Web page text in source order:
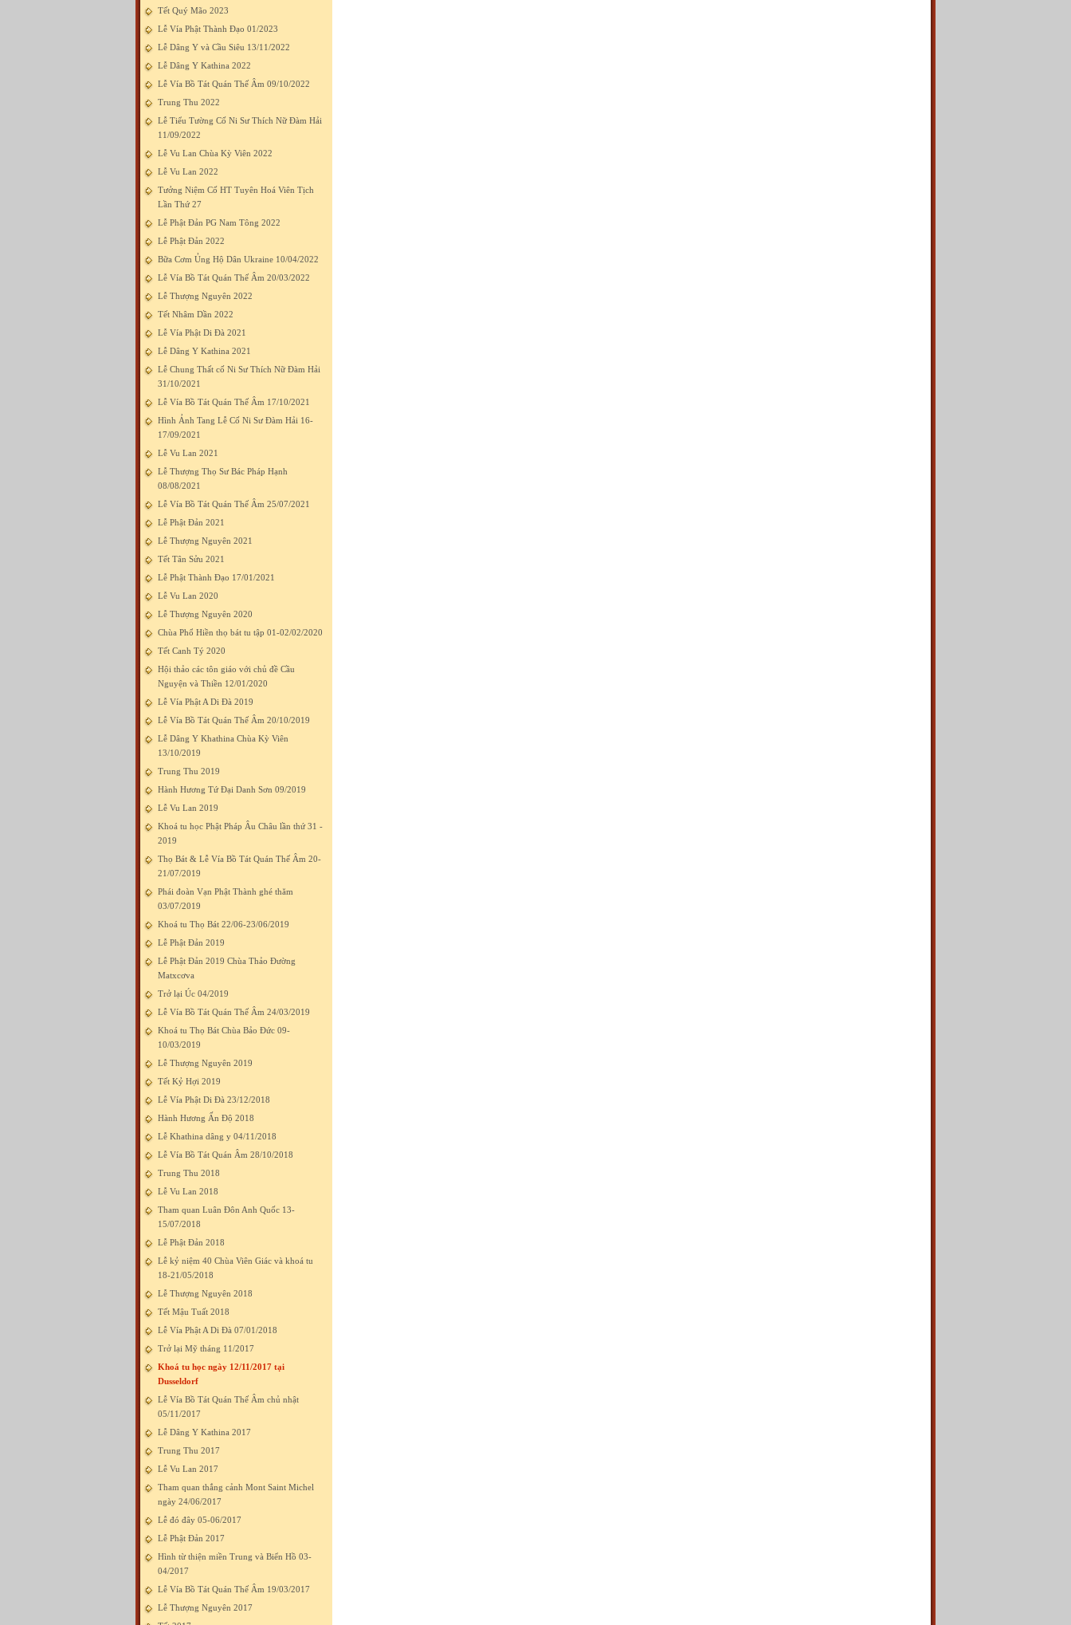
Tết Quý Mão 2023
Lễ Vía Phật Thành Đạo 01/2023
Lễ Dâng Y và Cầu Siêu 13/11/2022
Lễ Dâng Y Kathina 2022
Lễ Vía Bồ Tát Quán Thế Âm 09/10/2022
Trung Thu 2022
Lễ Tiểu Tường Cố Ni Sư Thích Nữ Đàm Hải
11/09/2022
Lễ Vu Lan Chùa Kỳ Viên 2022
Lễ Vu Lan 2022
Tưởng Niệm Cố HT Tuyên Hoá Viên Tịch
Lần Thứ 27
Lễ Phật Đản PG Nam Tông 2022
Lễ Phật Đản 2022
Bữa Cơm Ủng Hộ Dân Ukraine 10/04/2022
Lễ Vía Bồ Tát Quán Thế Âm 20/03/2022
Lễ Thượng Nguyên 2022
Tết Nhâm Dần 2022
Lễ Vía Phật Di Đà 2021
Lễ Dâng Y Kathina 2021
Lễ Chung Thất cố Ni Sư Thích Nữ Đàm Hải
31/10/2021
Lễ Vía Bồ Tát Quán Thế Âm 17/10/2021
Hình Ảnh Tang Lễ Cố Ni Sư Đàm Hải 16-
17/09/2021
Lễ Vu Lan 2021
Lễ Thượng Thọ Sư Bác Pháp Hạnh
08/08/2021
Lễ Vía Bồ Tát Quán Thế Âm 25/07/2021
Lễ Phật Đản 2021
Lễ Thượng Nguyên 2021
Tết Tân Sửu 2021
Lễ Phật Thành Đạo 17/01/2021
Lễ Vu Lan 2020
Lễ Thượng Nguyên 2020
Chùa Phổ Hiền thọ bát tu tập 01-02/02/2020
Tết Canh Tý 2020
Hội thảo các tôn giáo với chủ đề Cầu
Nguyện và Thiền 12/01/2020
Lễ Vía Phật A Di Đà 2019
Lễ Vía Bồ Tát Quán Thế Âm 20/10/2019
Lễ Dâng Y Khathina Chùa Kỳ Viên
13/10/2019
Trung Thu 2019
Hành Hương Tứ Đại Danh Sơn 09/2019
Lễ Vu Lan 2019
Khoá tu học Phật Pháp Âu Châu lần thứ 31 -
2019
Thọ Bát & Lễ Vía Bồ Tát Quán Thế Âm 20-
21/07/2019
Phái đoàn Vạn Phật Thành ghé thăm
03/07/2019
Khoá tu Thọ Bát 22/06-23/06/2019
Lễ Phật Đản 2019
Lễ Phật Đản 2019 Chùa Thảo Đường
Matxcơva
Trở lại Úc 04/2019
Lễ Vía Bồ Tát Quán Thế Âm 24/03/2019
Khoá tu Thọ Bát Chùa Bảo Đức 09-
10/03/2019
Lễ Thượng Nguyên 2019
Tết Kỷ Hợi 2019
Lễ Vía Phật Di Đà 23/12/2018
Hành Hương Ấn Độ 2018
Lễ Khathina dâng y 04/11/2018
Lễ Vía Bồ Tát Quán Âm 28/10/2018
Trung Thu 2018
Lễ Vu Lan 2018
Tham quan Luân Đôn Anh Quốc 13-
15/07/2018
Lễ Phật Đản 2018
Lễ kỷ niệm 40 Chùa Viên Giác và khoá tu
18-21/05/2018
Lễ Thượng Nguyên 2018
Tết Mậu Tuất 2018
Lễ Vía Phật A Di Đà 07/01/2018
Trở lại Mỹ tháng 11/2017
Khoá tu học ngày 12/11/2017 tại
Dusseldorf
Lễ Vía Bồ Tát Quán Thế Âm chủ nhật
05/11/2017
Lễ Dâng Y Kathina 2017
Trung Thu 2017
Lễ Vu Lan 2017
Tham quan thắng cảnh Mont Saint Michel
ngày 24/06/2017
Lễ đó đây 05-06/2017
Lễ Phật Đản 2017
Hình từ thiện miền Trung và Biển Hồ 03-
04/2017
Lễ Vía Bồ Tát Quán Thế Âm 19/03/2017
Lễ Thượng Nguyên 2017